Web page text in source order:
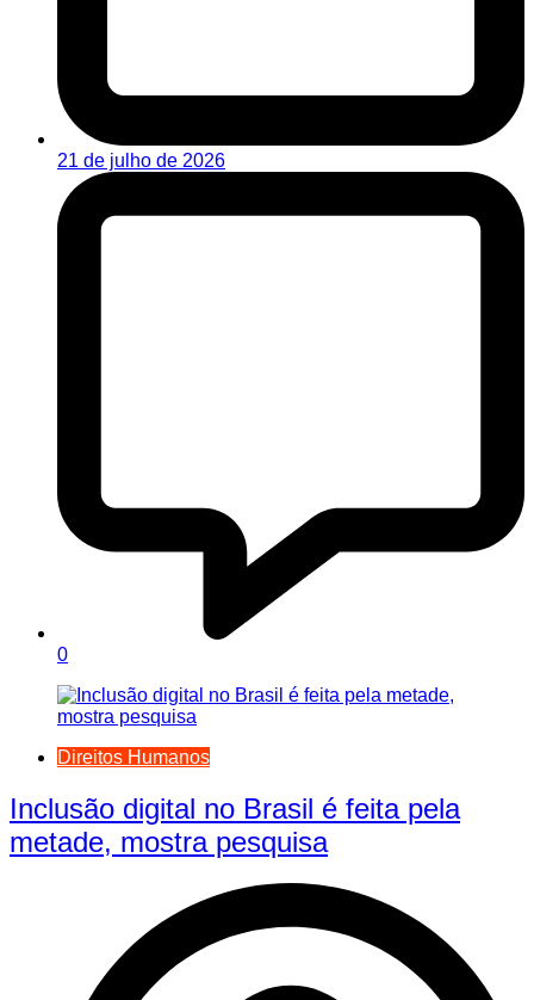
21 de julho de 2026
0
Direitos Humanos
Inclusão digital no Brasil é feita pela
metade, mostra pesquisa